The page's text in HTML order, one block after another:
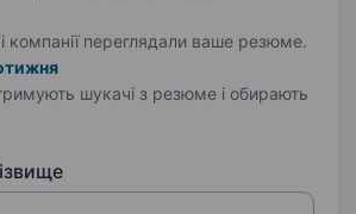
компанії переглядали ваше резюме.
шукачі з резюме і обирають